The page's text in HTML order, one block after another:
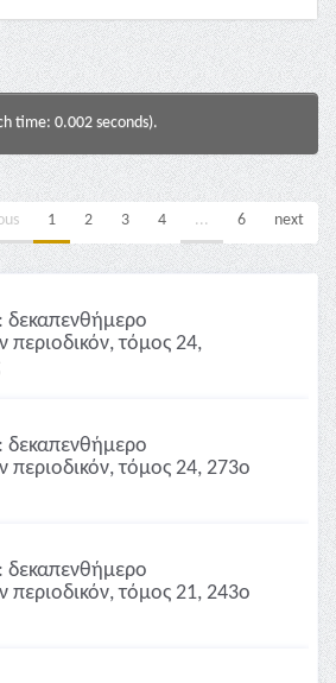
time: 0.002 seconds).
1 2 3 4 ... 6 next
δεκαπενθήμερο
περιοδικόν, τόμος 24,
δεκαπενθήμερο
περιοδικόν, τόμος 24, 273ο
δεκαπενθήμερο
περιοδικόν, τόμος 21, 243ο